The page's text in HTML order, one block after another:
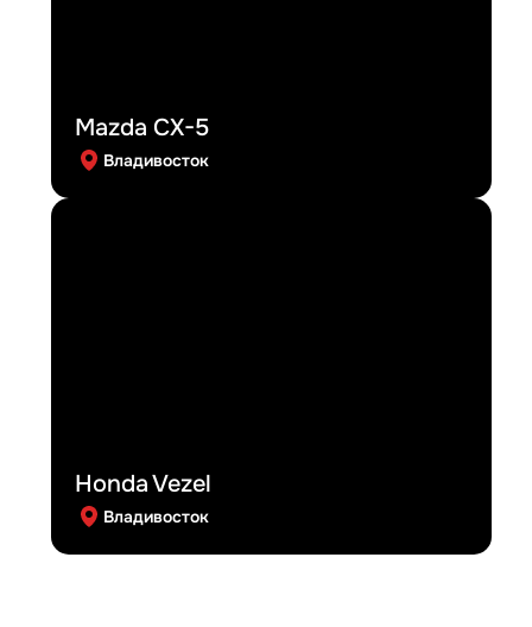
Mazda CX-5
Владивосток
Honda Vezel
Владивосток